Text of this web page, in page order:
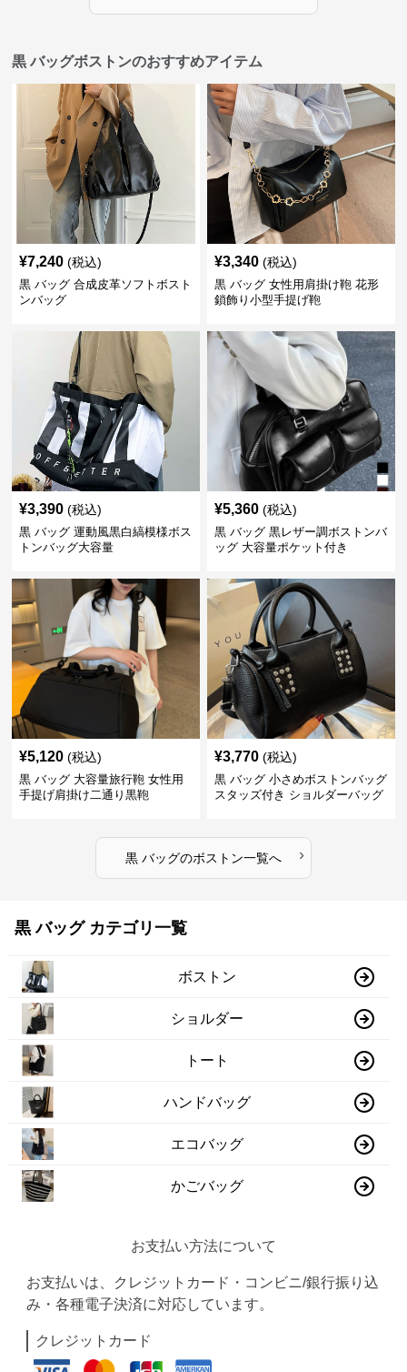
黒 バッグボストンのおすすめアイテム
¥7,240 (税込)
黒 バッグ 合成皮革ソフトボスト
ンバッグ
¥3,340 (税込)
黒 バッグ 女性用肩掛け鞄 花形
鎖飾り小型手提げ鞄
¥3,390 (税込)
黒 バッグ 運動風黒白縞模様ボス
トンバッグ大容量
¥5,360 (税込)
黒 バッグ 黒レザー調ボストンバ
ッグ 大容量ポケット付き
¥5,120 (税込)
黒 バッグ 大容量旅行鞄 女性用
手提げ肩掛け二通り黒鞄
¥3,770 (税込)
黒 バッグ 小さめボストンバッグ
スタッズ付き ショルダーバッグ
黒 バッグのボストン一覧へ ›
黒 バッグ カテゴリ一覧
ボストン
ショルダー
トート
ハンドバッグ
エコバッグ
かごバッグ
お支払い方法について
お支払いは、クレジットカード・コンビニ/銀行振り込
み・各種電子決済に対応しています。
クレジットカード